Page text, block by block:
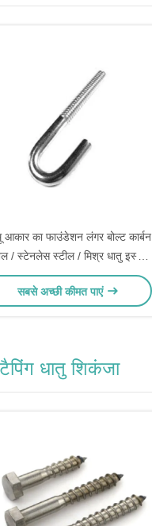
आकार का फाउंडेशन लंगर बोल्ट कार्बन
/ स्टेनलेस स्टील / मिश्र धातु इस्पात
प्रकार वैकल्पिक
सबसे अच्छी कीमत पाएं
धातु शिकंजा